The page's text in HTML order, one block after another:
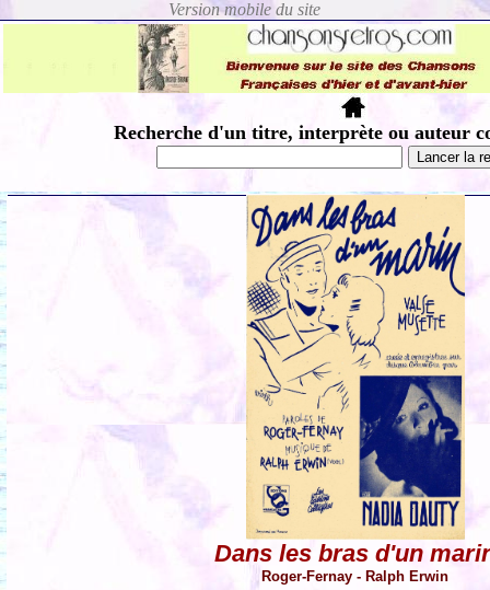
Recherche d'un titre, interprète ou auteur
Dans les bras d'un
Roger-Fernay - Ralph Erwin